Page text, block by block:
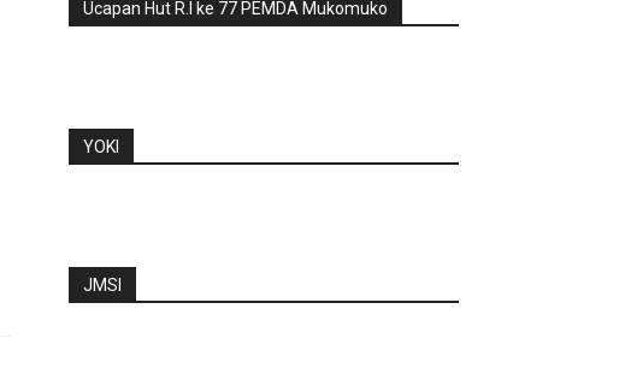
Ucapan Hut R.I ke 77 PEMDA Mukomuko
YOKI
JMSI